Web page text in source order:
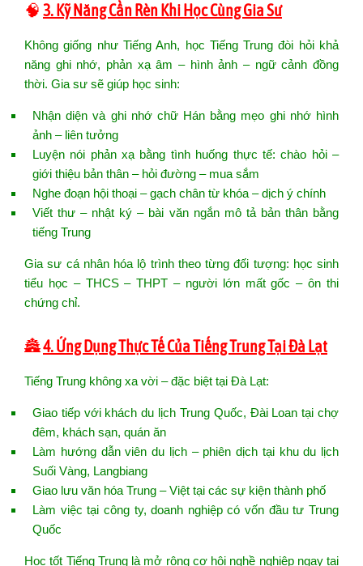
🧠 3. Kỹ Năng Cần Rèn Khi Học Cùng Gia Sư
Không giống như Tiếng Anh, học Tiếng Trung đòi hỏi khả
năng ghi nhớ, phản xạ âm – hình ảnh – ngữ cảnh đồng
thời. Gia sư sẽ giúp học sinh:
Nhận diện và ghi nhớ chữ Hán bằng mẹo ghi nhớ hình
ảnh – liên tưởng
Luyện nói phản xạ bằng tình huống thực tế: chào hỏi –
giới thiệu bản thân – hỏi đường – mua sắm
Nghe đoạn hội thoại – gạch chân từ khóa – dịch ý chính
Viết thư – nhật ký – bài văn ngắn mô tả bản thân bằng
tiếng Trung
Gia sư cá nhân hóa lộ trình theo từng đối tượng: học sinh
tiểu học – THCS – THPT – người lớn mất gốc – ôn thi
chứng chỉ.
🏯4. Ứng Dụng Thực Tế Của Tiếng Trung Tại Đà Lạt
Tiếng Trung không xa vời – đặc biệt tại Đà Lạt:
Giao tiếp với khách du lịch Trung Quốc, Đài Loan tại chợ
đêm, khách sạn, quán ăn
Làm hướng dẫn viên du lịch – phiên dịch tại khu du lịch
Suối Vàng, Langbiang
Giao lưu văn hóa Trung – Việt tại các sự kiện thành phố
Làm việc tại công ty, doanh nghiệp có vốn đầu tư Trung
Quốc
Học tốt Tiếng Trung là mở rộng cơ hội nghề nghiệp ngay tại